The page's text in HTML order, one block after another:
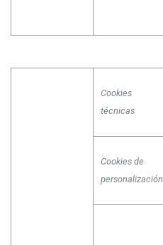
Cookies
técnicas
Cookies de
personalización